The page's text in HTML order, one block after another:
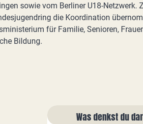
sowie vom Berliner U18-Netzwerk.
die Koordination
für Familie, Senioren,
Bildung.
Was denkst du